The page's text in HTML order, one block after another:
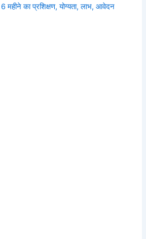
महीने का प्रशिक्षण, योग्यता, लाभ, आवेदन